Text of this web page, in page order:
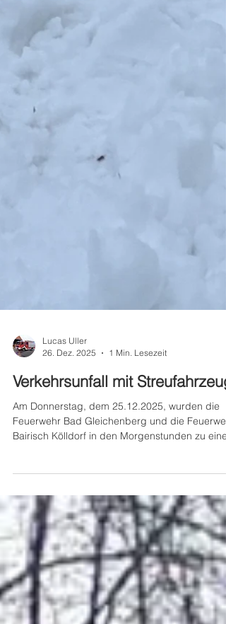
Lucas Uller
26. Dez. 2025
1 Min. Lesezeit
Verkehrsunfall mit Streufahrzeug
Bairisch Kölldorf in den Morgenstunden zu
Verkehrsunfall mit einem LKW alarmiert. Ein
Streufahrzeug der Gemeinde Bad Gleichenberg
kam bei Streuarbeiten von der Gemeindestraße
ab, rutschte und überschlug sich. Das Fahrzeug
kam anschließend am Dach liegend zum
Stillstand. Der Lenker konnte sich selbstständig
aus dem Fahrzeug befreien und wurde vom
Roten Kreuz Bad Gleichenberg zur weiter